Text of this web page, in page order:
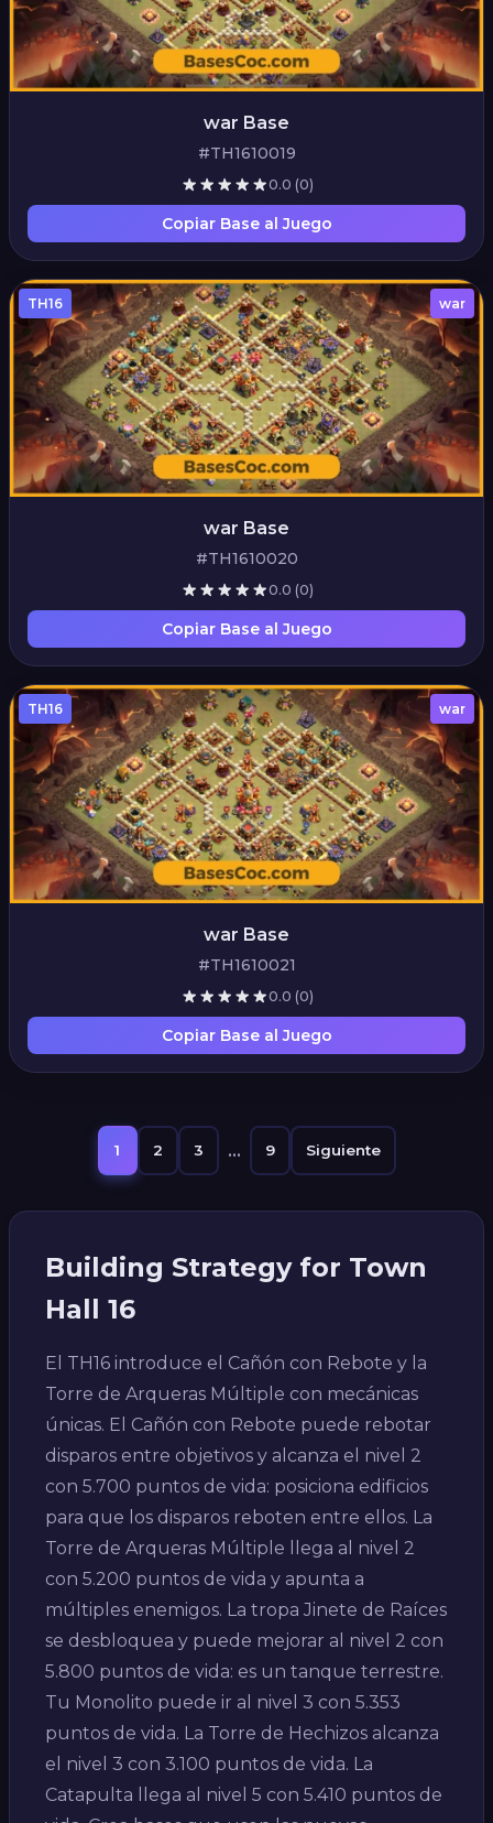
war Base
#TH1610019
0.0 (0)
Copiar Base al Juego
TH16 war
war Base
#TH1610020
0.0 (0)
Copiar Base al Juego
TH16 war
war Base
#TH1610021
0.0 (0)
Copiar Base al Juego
1 2 3 ... 9 Siguiente
Building Strategy for Town
Hall 16
El TH16 introduce el Cañón con Rebote y la
Torre de Arqueras Múltiple con mecánicas
únicas. El Cañón con Rebote puede rebotar
disparos entre objetivos y alcanza el nivel 2
con 5.700 puntos de vida: posiciona edificios
para que los disparos reboten entre ellos. La
Torre de Arqueras Múltiple llega al nivel 2
con 5.200 puntos de vida y apunta a
múltiples enemigos. La tropa Jinete de Raíces
se desbloquea y puede mejorar al nivel 2 con
5.800 puntos de vida: es un tanque terrestre.
Tu Monolito puede ir al nivel 3 con 5.353
puntos de vida. La Torre de Hechizos alcanza
el nivel 3 con 3.100 puntos de vida. La
Catapulta llega al nivel 5 con 5.410 puntos de